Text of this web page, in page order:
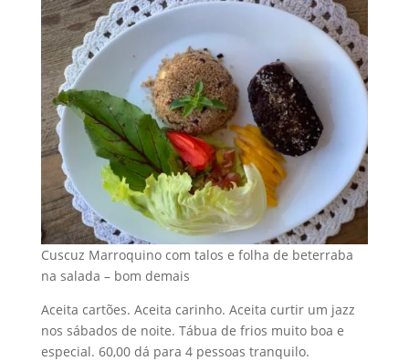
Cuscuz Marroquino com talos e folha de beterraba
na salada – bom demais
Aceita cartões. Aceita carinho. Aceita curtir um jazz
nos sábados de noite. Tábua de frios muito boa e
especial. 60,00 dá para 4 pessoas tranquilo.